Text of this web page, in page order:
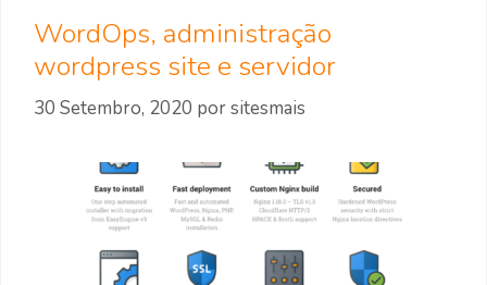
WordOps, administração
wordpress site e servidor
30 Setembro, 2020 porsitesmais